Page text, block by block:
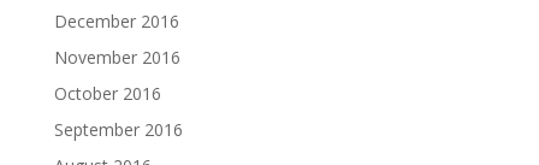
December 2016
November 2016
October 2016
September 2016